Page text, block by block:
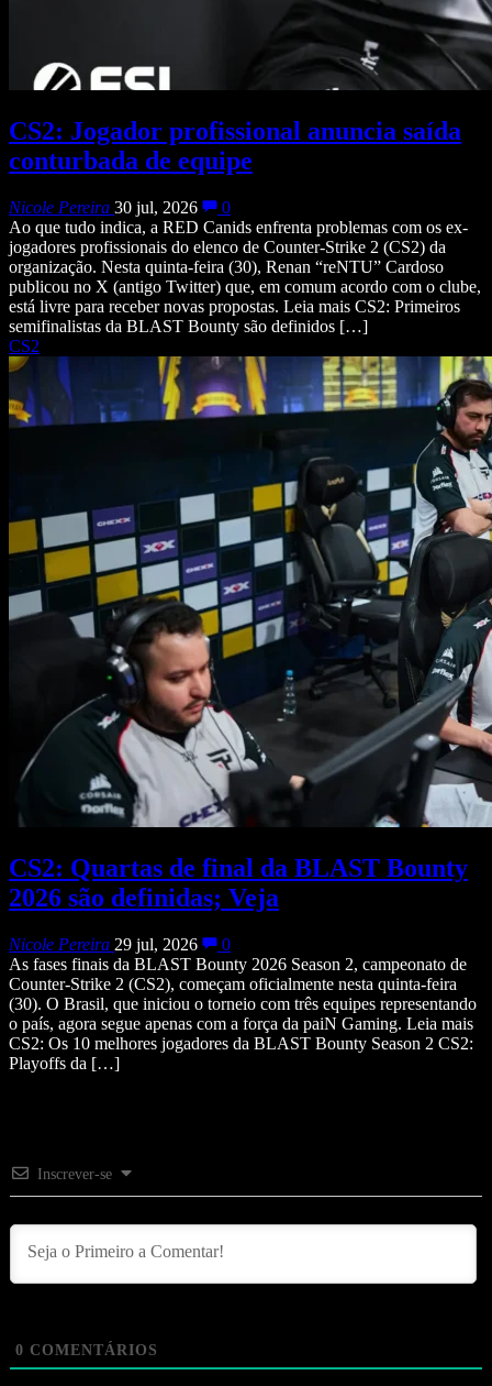
CS2: Jogador profissional anuncia saída
conturbada de equipe
Nicole Pereira 30 jul, 2026
0
Ao que tudo indica, a RED Canids enfrenta problemas com os ex-
jogadores profissionais do elenco de Counter-Strike 2 (CS2) da
organização. Nesta quinta-feira (30), Renan “reNTU” Cardoso
publicou no X (antigo Twitter) que, em comum acordo com o clube,
está livre para receber novas propostas. Leia mais CS2: Primeiros
semifinalistas da BLAST Bounty são definidos […]
CS2
CS2: Quartas de final da BLAST Bounty
2026 são definidas; Veja
Nicole Pereira 29 jul, 2026
0
As fases finais da BLAST Bounty 2026 Season 2, campeonato de
Counter-Strike 2 (CS2), começam oficialmente nesta quinta-feira
(30). O Brasil, que iniciou o torneio com três equipes representando
o país, agora segue apenas com a força da paiN Gaming. Leia mais
CS2: Os 10 melhores jogadores da BLAST Bounty Season 2 CS2:
Playoffs da […]
Inscrever-se
0 COMENTÁRIOS